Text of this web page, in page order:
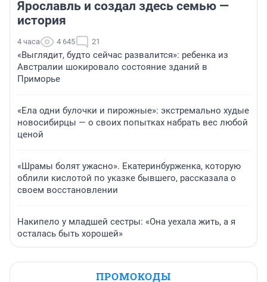
Ярославль и создал здесь семью —
история
4 часа 4 645 21
«Выглядит, будто сейчас развалится»: ребенка из
Австралии шокировало состояние зданий в
Приморье
«Ела одни булочки и пирожные»: экстремально худые
новосибирцы — о своих попытках набрать вес любой
ценой
«Шрамы болят ужасно». Екатеринбурженка, которую
облили кислотой по указке бывшего, рассказала о
своем восстановлении
Накипело у младшей сестры: «Она уехала жить, а я
осталась быть хорошей»
ПРОМОКОДЫ